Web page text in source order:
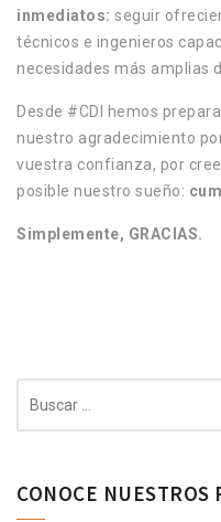
inmediatos: seguir
técnicos e ingenieros
necesidades más amplias
Desde #CDI hemos
nuestro agradecimiento
vuestra confianza, por
posible nuestro sueño:
Simplemente, GRACIAS.
CONOCE NUESTROS